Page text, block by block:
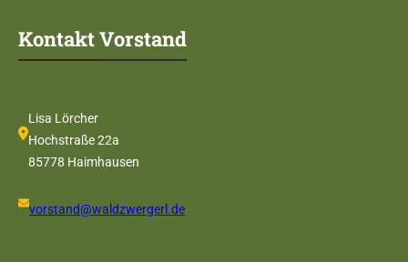
Kontakt Vorstand
Lisa Lörcher
Hochstraße 22a
85778 Haimhausen
vorstand@waldzwergerl.de